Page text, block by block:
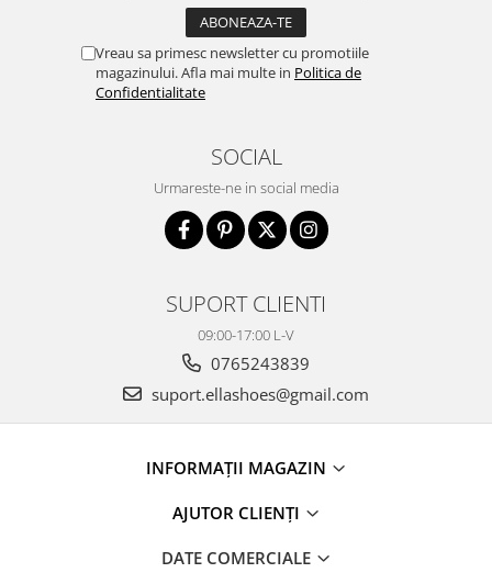
Vreau sa primesc newsletter cu promotiile
magazinului. Afla mai multe in Politica de
Confidentialitate
SOCIAL
Urmareste-ne in social media
SUPORT CLIENTI
09:00-17:00 L-V
0765243839
suport.ellashoes@gmail.com
INFORMAȚII MAGAZIN
AJUTOR CLIENȚI
DATE COMERCIALE